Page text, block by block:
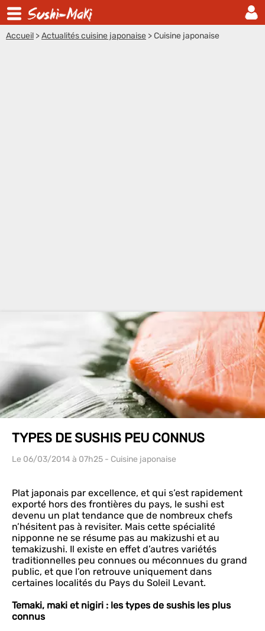
Accueil >Actualités cuisine japonaise >Cuisine japonaise
TYPES DE SUSHIS PEU CONNUS
Le 06/03/2014 à 07h25 - Cuisine japonaise
Plat japonais par excellence, et qui s’est rapidement
exporté hors des frontières du pays, le sushi est
devenu un plat tendance que de nombreux chefs
n’hésitent pas à revisiter. Mais cette spécialité
nipponne ne se résume pas au makizushi et au
temakizushi. Il existe en effet d’autres variétés
traditionnelles peu connues ou méconnues du grand
public, et que l’on retrouve uniquement dans
certaines localités du Pays du Soleil Levant.
Temaki, maki et nigiri : les types de sushis les plus
connus